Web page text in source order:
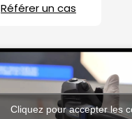
Référer un cas
Cliquez pour accepter les